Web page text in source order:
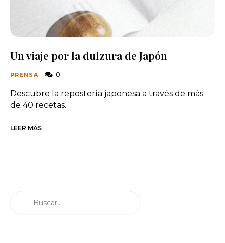
Un viaje por la dulzura de Japón
PRENSA 0
Descubre la repostería japonesa a través de más
de 40 recetas.
LEER MÁS